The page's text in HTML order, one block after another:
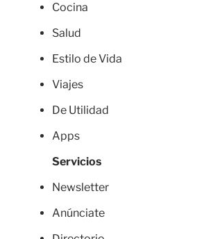
Cocina
Salud
Estilo de Vida
Viajes
De Utilidad
Apps
Servicios
Newsletter
Anúnciate